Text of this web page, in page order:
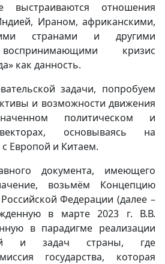
выстраиваются отношения
Ираном, африканскими,
странами и другими
кризис
как данность.
задачи, попробуем
и возможности движения
политическом и
основываясь на
Европой и Китаем.
документа, имеющего
возьмём Концепцию
Федерации (далее –
в марте 2023 г. В.В.
в парадигме реализации
и задач страны, где
государства, которая